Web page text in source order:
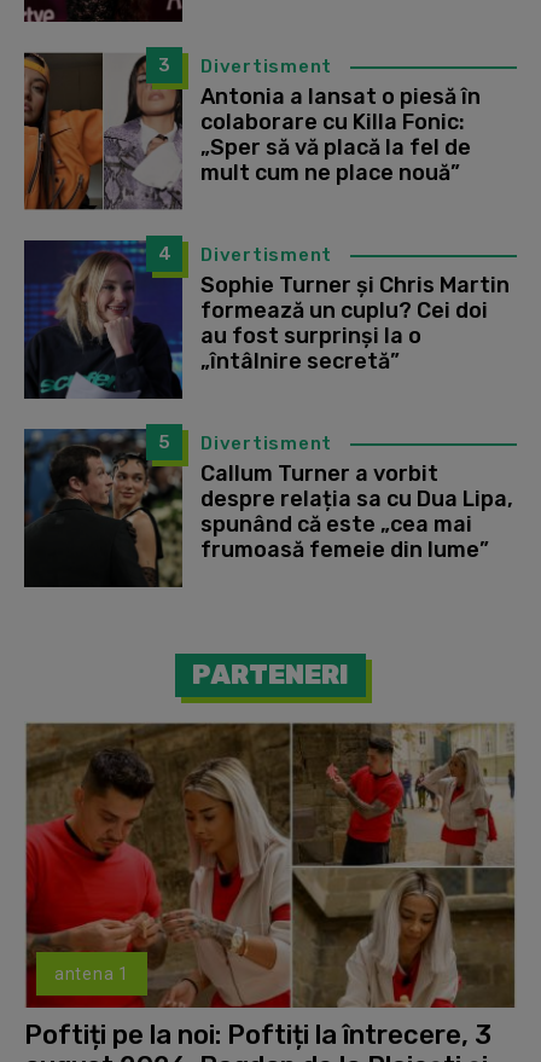
3 Divertisment
Antonia a lansat o piesă în
colaborare cu Killa Fonic:
„Sper să vă placă la fel de
mult cum ne place nouă”
4 Divertisment
Sophie Turner și Chris Martin
formează un cuplu? Cei doi
au fost surprinși la o
„întâlnire secretă”
5 Divertisment
Callum Turner a vorbit
despre relația sa cu Dua Lipa,
spunând că este „cea mai
frumoasă femeie din lume”
PARTENERI
antena 1
Poftiți pe la noi: Poftiți la întrecere, 3